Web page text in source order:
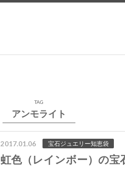
TAG
アンモライト
2017.01.06 宝石ジュエリー知恵袋
虹色（レインボー）の宝